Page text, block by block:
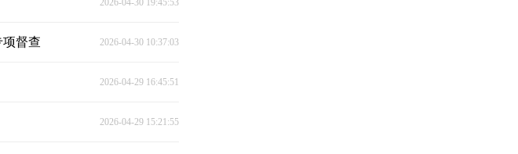
2026-04-30 19:45:53
督查 2026-04-30 10:37:03
2026-04-29 16:45:51
2026-04-29 15:21:55